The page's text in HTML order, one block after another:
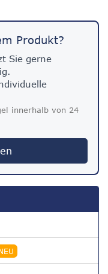
Produkt?
Sie gerne
innerhalb von 24